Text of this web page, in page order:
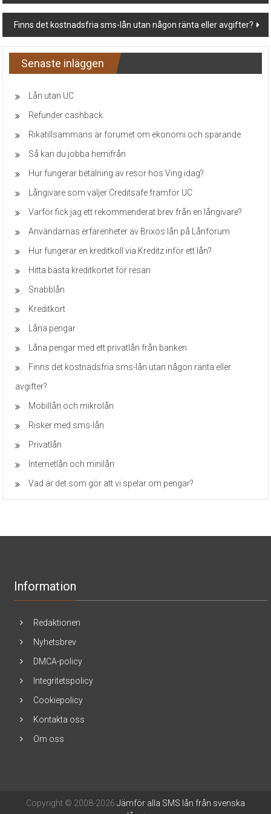
navigation
Finns det kostnadsfria sms-lån utan någon ränta eller avgifter?
Senaste inläggen
Lån utan UC
Refunder cashback
Rikatillsammans är forumet om ekonomi och sparande
Så kan du jobba hemifrån
Hur fungerar betalning av resor hos Ving idag?
Långivare som väljer Creditsafe framför UC
Varför fick jag ett rekommenderat brev från en långivare?
Användarnas erfarenheter av Brixos lån på Lånforum
Hur fungerar en kreditkoll via Kreditz inför ett lån?
Hitta bästa kreditkortet för resan
Snabblån
Kreditkort
Låna pengar
Låna pengar med ett privatlån från banken
Finns det kostnadsfria sms-lån utan någon ränta eller
avgifter?
Mobillån och mikrolån
Risker med sms-lån
Privatlån
Internetlån och minilån
Vad är det som gör att vi spelar om pengar?
Information
Redaktionen
Nyhetsbrev
DMCA-policy
Integritetspolicy
Cookiepolicy
Kontakta oss
Om oss
Copyright © 2008-2026 Jämför alla SMS lån från svenska